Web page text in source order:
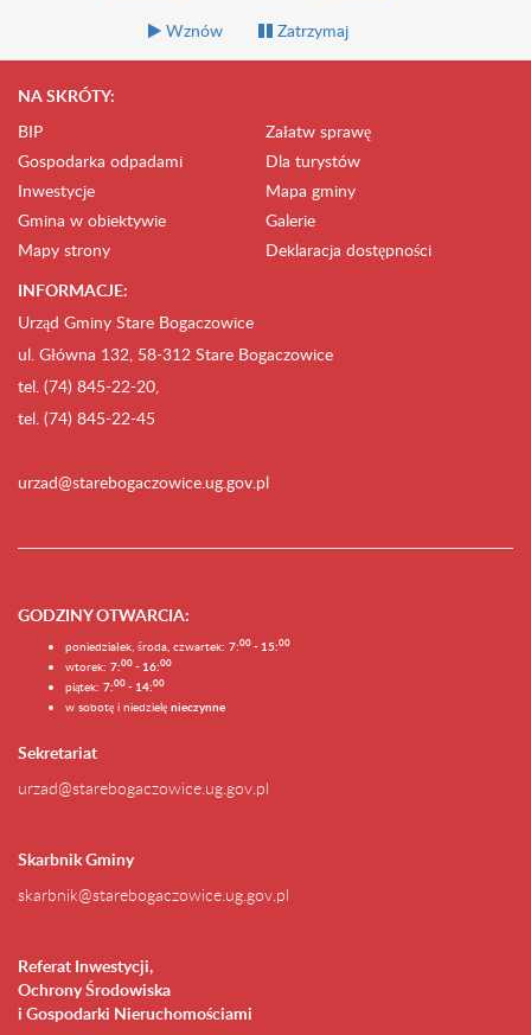
Wznów
Zatrzymaj
NA SKRÓTY:
BIP
Załatw sprawę
Gospodarka odpadami
Dla turystów
Inwestycje
Mapa gminy
Gmina w obiektywie
Galerie
Mapy strony
Deklaracja dostępności
INFORMACJE:
Urząd Gminy Stare Bogaczowice
ul. Główna 132, 58-312 Stare Bogaczowice
tel. (74) 845-22-20,
tel. (74) 845-22-45
urzad@starebogaczowice.ug.gov.pl
GODZINY OTWARCIA:
poniedziałek, środa, czwartek: 7:00 - 15:00
wtorek: 7:00 - 16:00
piątek: 7:00 - 14:00
w sobotę i niedzielę nieczynne
Sekretariat
urzad@starebogaczowice.ug.gov.pl
Skarbnik Gminy
skarbnik@starebogaczowice.ug.gov.pl
Referat Inwestycji,
Ochrony Środowiska
i Gospodarki Nieruchomościami